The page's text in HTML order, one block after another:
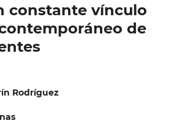
constante vínculo
de
Rodríguez